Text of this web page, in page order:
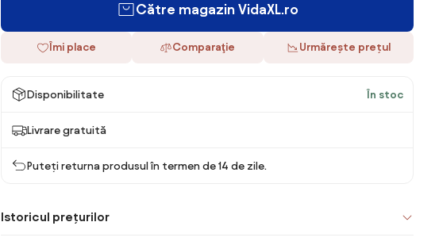
Către magazin VidaXL.ro
Îmi place Comparaţie Urmărește prețul
Disponibilitate În stoc
Livrare gratuită
Puteți returna produsul în termen de 14 de zile.
Istoricul prețurilor